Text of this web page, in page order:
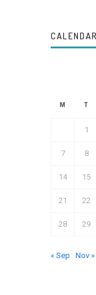
CALENDAR
M T
1
7 8
14 15
21 22
28 29
« Sep Nov »